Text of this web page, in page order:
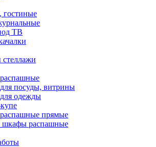
гостиные
ТВ
посуды, витрины
одежды
прямые
шкафы распашные